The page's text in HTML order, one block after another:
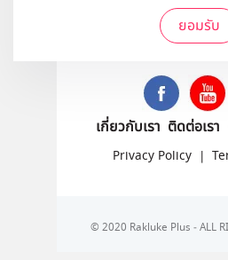
ยอมรับ
ติดตามเรา
เกี่ยวกับเรา ติดต่อเรา
Privacy Policy |
© 2020 Rakluke Plus - ALL